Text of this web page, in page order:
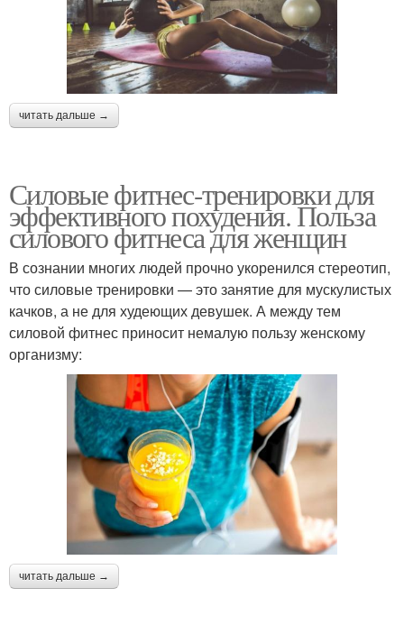
читать дальше →
Силовые фитнес-тренировки для
эффективного похудения. Польза
силового фитнеса для женщин
В сознании многих людей прочно укоренился стереотип,
что силовые тренировки — это занятие для мускулистых
качков, а не для худеющих девушек. А между тем
силовой фитнес приносит немалую пользу женскому
организму:
читать дальше →